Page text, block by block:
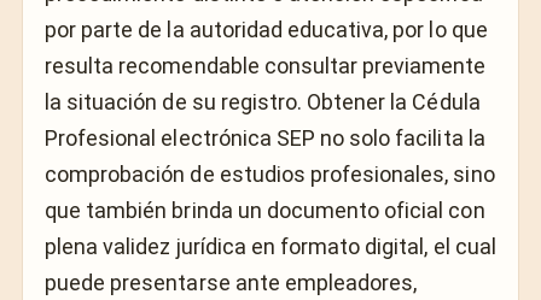
por parte de la autoridad educativa, por lo que
resulta recomendable consultar previamente
la situación de su registro. Obtener la Cédula
Profesional electrónica SEP no solo facilita la
comprobación de estudios profesionales, sino
que también brinda un documento oficial con
plena validez jurídica en formato digital, el cual
puede presentarse ante empleadores,